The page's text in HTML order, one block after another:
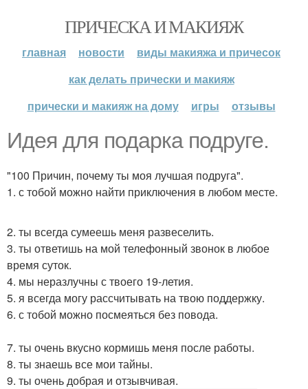
ПРИЧЕСКА И МАКИЯЖ
главная новости
виды макияжа и причесок
как делать прически и макияж
прически и макияж на дому
игры отзывы
Идея для подарка подруге.
"100 Причин, почему ты моя лучшая подруга".
1. с тобой можно найти приключения в любом месте.
2. ты всегда сумеешь меня развеселить.
3. ты ответишь на мой телефонный звонок в любое
время суток.
4. мы неразлучны с твоего 19-летия.
5. я всегда могу рассчитывать на твою поддержку.
6. с тобой можно посмеяться без повода.
7. ты очень вкусно кормишь меня после работы.
8. ты знаешь все мои тайны.
9. ты очень добрая и отзывчивая.